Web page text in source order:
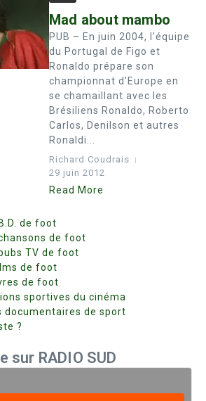
Mad about mambo
PUB – En juin 2004, l’équipe
du Portugal de Figo et
Ronaldo prépare son
championnat d’Europe en
se chamaillant avec les
Brésiliens Ronaldo, Roberto
Carlos, Denilson et autres
Ronaldi...
Richard Coudrais
29 juin 2012
Read More
de foot
de foot
TV de foot
de foot
de foot
sportives du cinéma
documentaires de sport
?
sur RADIO SUD